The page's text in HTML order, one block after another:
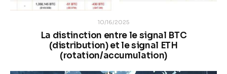
10/16/2025
La distinction entre le signal BTC
(distribution) et le signal ETH
(rotation/accumulation)